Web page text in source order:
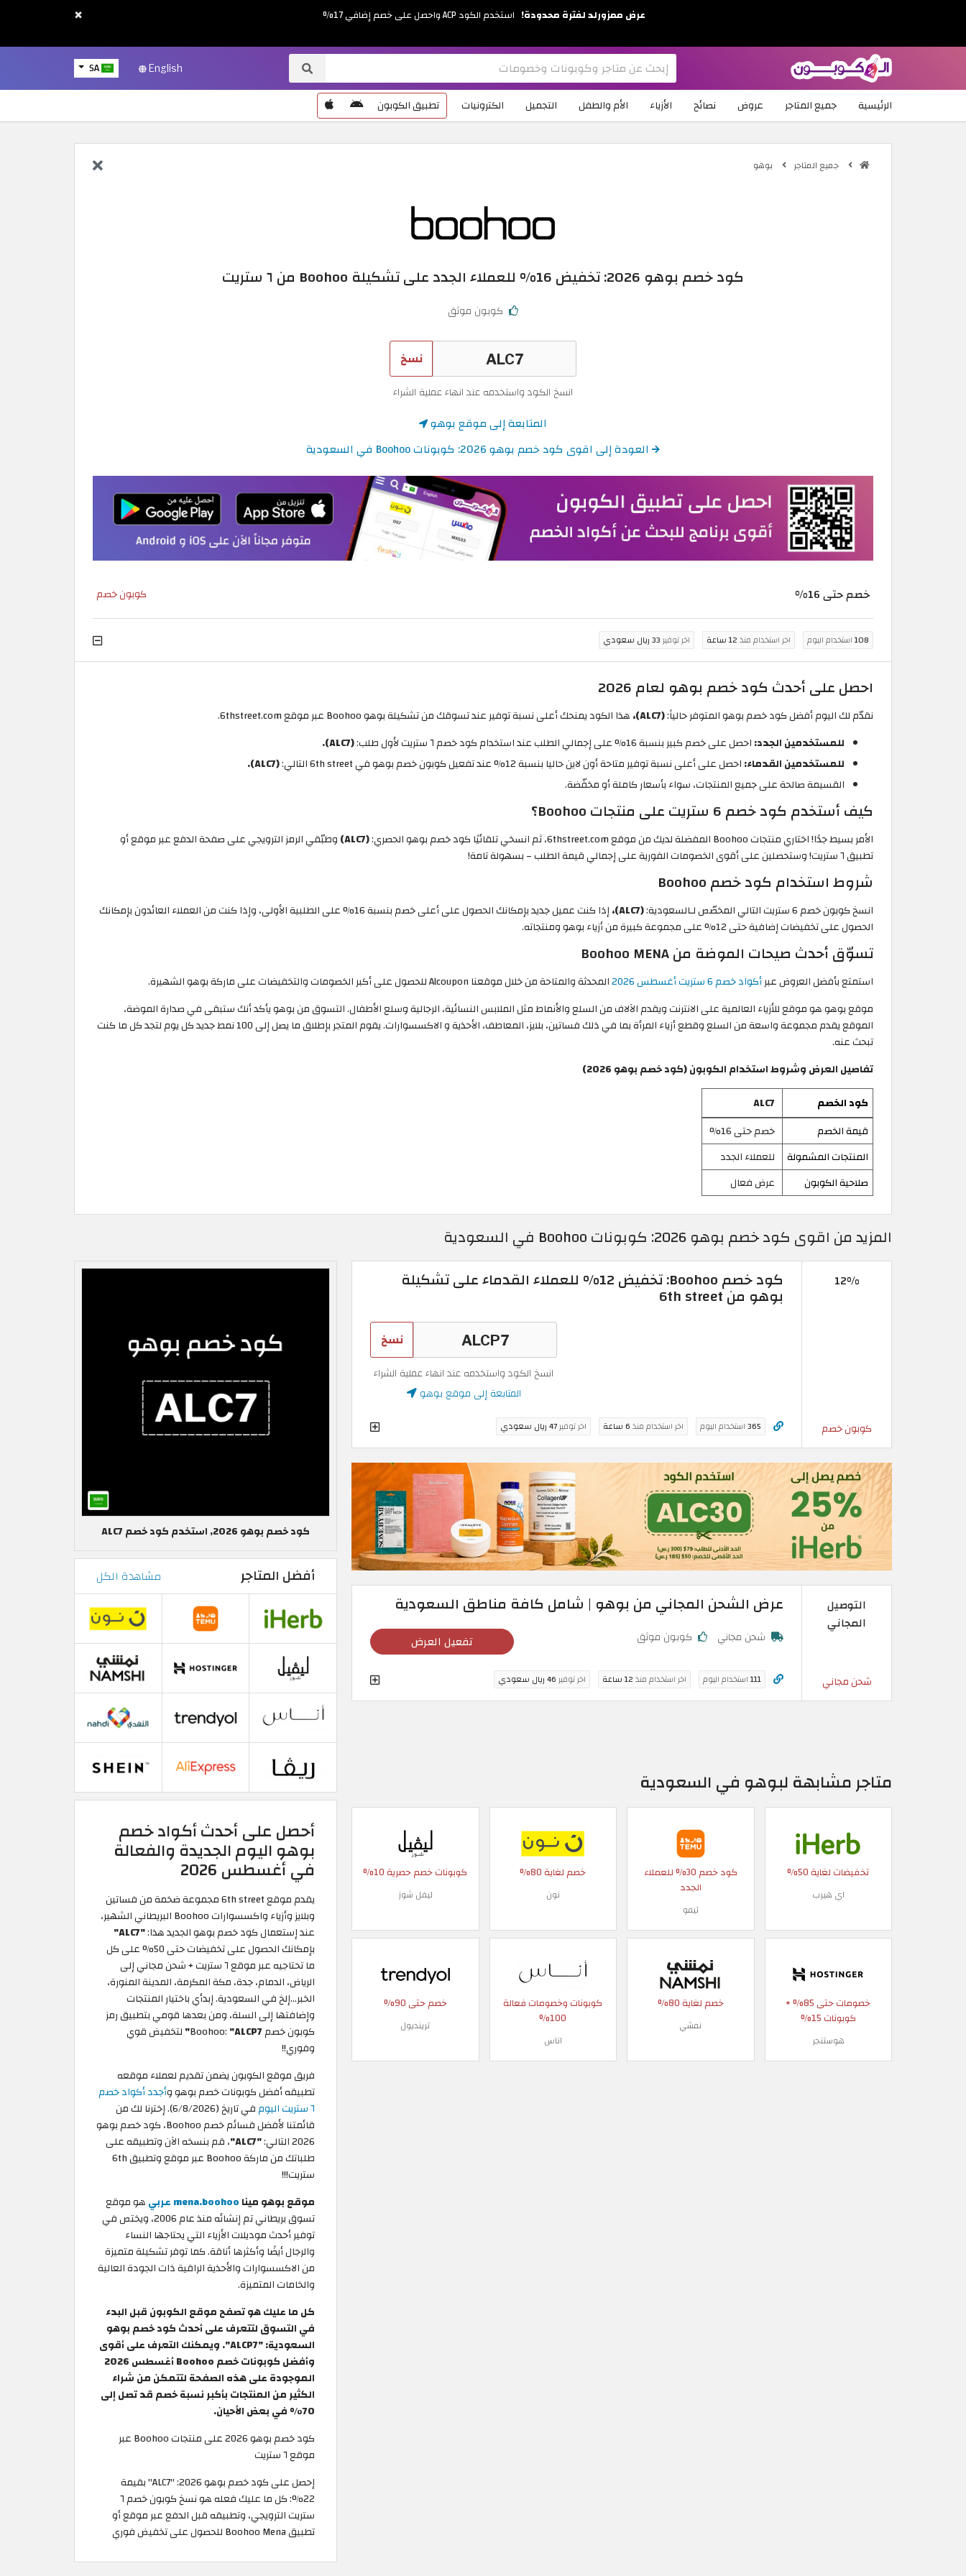
SA English
الرئيسية جميع المتاجر عروض نصائح الأزياء الأم والطفل التجميل الكترونيات تطبيق الكوبون
جميع المتاجر بوهو
كود خصم بوهو 2026: تخفيض 16% للعملاء الجدد على تشكيلة Boohoo من ٦ ستريت
كوبون موثق
نسخ
انسخ الكود واستخدمه عند انهاء عملية الشراء
المتابعة إلى موقع بوهو
العودة إلى اقوى كود خصم بوهو 2026: كوبونات Boohoo في السعودية
خصم حتى 16% كوبون خصم
108استخدام اليوم اخر استخدام منذ12 ساعة اخر توفير33 ريال سعودي
احصل على أحدث كود خصم بوهو لعام 2026
نقدّم لك اليوم أفضل كود خصم بوهو المتوفر حالياً:(ALC7)،
هذا الكود يمنحك أعلى نسبة توفير عند تسوقك من تشكيلة بوهو Boohoo عبر موقع 6thstreet.com.
للمستخدمين الجدد: احصل على خصم كبير بنسبة 16% على إجمالي الطلب عند استخدام كود خصم ٦ ستريت لأول طلب:
(ALC7).
للمستخدمين القدماء: احصل على أعلى نسبة توفير متاحة أون لاين حاليا بنسبة 12% عند تفعيل كوبون خصم بوهو في 6th street التالي:
(ALC7).
القسيمة صالحة على جميع المنتجات، سواء بأسعار كاملة أو مخفّضة.
كيف أستخدم كود خصم 6 ستريت على منتجات Boohoo؟
الأمر بسيط جدًا! اختاري منتجات Boohoo المفضلة لديك من موقع 6thstreet.com، ثم انسخي تلقائيًا كود خصم بوهو الحصري: (ALC7)
وطبّقي الرمز الترويجي على صفحة الدفع عبر موقع أو
تطبيق ٦ ستريت! وستحصلين على أقوى الخصومات الفورية على إجمالي قيمة الطلب – بسهولة تامة!
شروط استخدام كود خصم Boohoo
انسخ كوبون خصم 6 ستريت التالي المخصّص لـالسعودية: (ALC7)،
إذا كنت عميل جديد بإمكانك الحصول على أعلى خصم بنسبة 16% على الطلبية الأولى، وإذا كنت من العملاء العائدون بإمكانك
الحصول على تخفيضات إضافية حتى 12% على مجموعة كبيرة من أزياء بوهو ومنتجاته.
تسوّق أحدث صيحات الموضة من Boohoo MENA
استمتع بأفضل العروض عبرأكواد خصم 6 ستريت أغسطس 2026
المحدثة والمتاحة من خلال موقعنا Alcoupon للحصول على أكبر الخصومات والتخفيضات على ماركة بوهو الشهيرة.
موقع بوهو هو موقع للأزياء العالمية على الانترنت ويقدم الآلاف من السلع والأنماط مثل الملابس النسائية، الرجالية وسلع الأطفال. التسوق من بوهو يأكد أنك ستبقى في صدارة الموضة،
الموقع يقدم مجموعة واسعة من السلع وقطع أزياء المرأة بما في ذلك فساتين، بلايز، المعاطف، الأحذية و الاكسسوارات. يقوم المتجر بإطلاق ما يصل إلى 100 نمط جديد كل يوم لتجد كل ما كنت
تبحث عنه.
تفاصيل العرض وشروط استخدام الكوبون (كود خصم بوهو 2026)
كود الخصم
ALC7
قيمة الخصم
خصم حتى 16%
المنتجات المشمولة
للعملاء الجدد
صلاحية الكوبون
عرض فعال
المزيد من اقوى كود خصم بوهو 2026: كوبونات Boohoo في السعودية
12%
كوبون خصم
كود خصم Boohoo: تخفيض 12% للعملاء القدماء على تشكيلة
بوهو من 6th street
نسخ
انسخ الكود واستخدمه عند انهاء عملية الشراء
المتابعة إلى موقع بوهو
365استخدام اليوم اخر استخدام منذ6 ساعة اخر توفير47 ريال سعودي
التوصيل
المجاني
شحن مجاني
عرض الشحن المجاني من بوهو | شامل كافة مناطق السعودية
شحن مجاني كوبون موثق تفعيل العرض
111استخدام اليوم اخر استخدام منذ12 ساعة اخر توفير46 ريال سعودي
متاجر مشابهة لبوهو في السعودية
تخفيضات لغاية 50%
اي هيرب
كود خصم 30% للعملاء
الجدد
تيمو
خصم لغاية 80%
نون
كوبونات خصم حصرية 10%
ليفل شوز
خصومات حتى 85% +
كوبونات 15%
هوستنجر
خصم لغاية 80%
نمشي
كوبونات وخصومات فعالة
100%
اناس
خصم حتى 90%
ترينديول
كود خصم بوهو 2026, استخدم كود خصم ALC7
أفضل المتاجر مشاهدة الكل
أحصل على أحدث أكواد خصم
بوهو اليوم الجديدة والفعالة
في أغسطس 2026
يقدم موقع 6th street مجموعة ضخمة من فساتين
وبلايز وأزياء واكسسوارات Boohoo البريطاني الشهير،
عند إستعمال كود خصم بوهو الجديد هذا:"ALC7"
بإمكانك الحصول على تخفيضات حتى 50% على كل
ما تحتاجيه عبر موقع ٦ ستريت + شحن مجاني إلى
الرياض، الدمام، جدة، مكة المكرمة، المدينة المنورة،
الخبر…إلخ في السعودية. إبدأي باختيار المنتجات
وإضافتها إلى السلة، ومن بعدها قومي بتطبيق رمز
كوبون خصم Boohoo:"ALCP7"
لتخفيض قوي
وفوري!!
فريق موقع الكوبون يضمن تقديم لعملاء موقعه
تطبيقه أفضل كوبونات خصم بوهو وأجدد أكواد خصم
٦ ستريت اليوم
في تاريخ (6/8/2026). إخترنا لك من
قائمتنا لأفضل قسائم خصم Boohoo، كود خصم بوهو
2026 التالي:
"ALC7"
، قم بنسخه الآن وتطبيقه على
طلباتك من ماركة Boohoo عبر موقع وتطبيق 6th
ستريت!!!
موقع بوهو مينا mena.boohoo عربي
هو موقع
تسوق بريطاني تم إنشائه منذ عام 2006، ويختص في
توفير أحدث موديلات الأزياء التي يحتاجها النساء
والرجال أيضًا وأكثرها أناقة. كما توفر تشكيلة متميزة
من الاكسسوارات والأحذية الراقية ذات الجودة العالية
والخامات المتميزة.
كل ما عليك هو تصفح موقع الكوبون قبل البدء
في التسوق لتتعرف على أحدث كود خصم بوهو
السعودية: "ALCP7". ويمكنك التعرف على أقوى
وأفضل كوبونات خصم Boohoo أغسطس 2026
الموجودة على هذه الصفحة لتتمكن من شراء
الكثير من المنتجات بأكبر نسبة خصم قد تصل إلى
70% في بعض الأحيان.
كود خصم بوهو 2026 على منتجات Boohoo عبر
موقع ٦ ستريت
إحصل على كود خصم بوهو 2026: "ALC7" بقيمة
22%: كل ما عليك فعله هو نسخ كوبون خصم ٦
ستريت الترويجي، وتطبيقه قبل الدفع عبر موقع أو
تطبيق Boohoo Mena للحصول على تخفيض فوري
× عرض ممزورلد لفترة محدودة! استخدم الكود ACP واحصل على خصم إضافي 17%